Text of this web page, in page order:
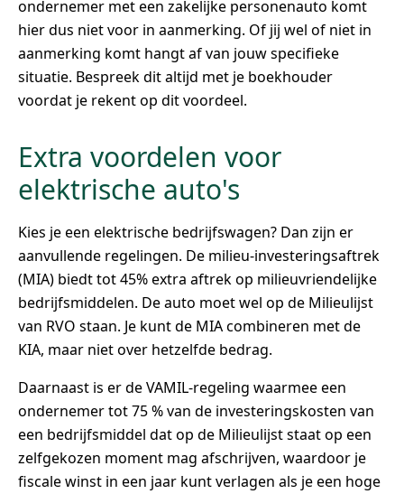
ondernemer met een zakelijke personenauto komt
hier dus niet voor in aanmerking. Of jij wel of niet in
aanmerking komt hangt af van jouw specifieke
situatie. Bespreek dit altijd met je boekhouder
voordat je rekent op dit voordeel.
Extra voordelen voor
elektrische auto's
Kies je een elektrische bedrijfswagen? Dan zijn er
aanvullende regelingen. De milieu-investeringsaftrek
(MIA) biedt tot 45% extra aftrek op milieuvriendelijke
bedrijfsmiddelen. De auto moet wel op de Milieulijst
van RVO staan. Je kunt de MIA combineren met de
KIA, maar niet over hetzelfde bedrag.
Daarnaast is er de VAMIL-regeling waarmee een
ondernemer tot 75 % van de investeringskosten van
een bedrijfsmiddel dat op de Milieulijst staat op een
zelfgekozen moment mag afschrijven, waardoor je
fiscale winst in een jaar kunt verlagen als je een hoge